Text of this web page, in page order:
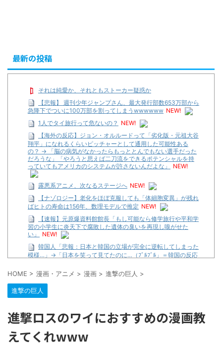
最新の投稿
それは純愛か、それともストーカー疑惑か
【悲報】 週刊少年ジャンプさん、最大発行部数653万部から
急降下でついに100万部を割ってしまうwwwwww NEW!
1人でタイ旅行って危ないの？ NEW!
【海外の反応】ジョン・オルルードって「劣化版・元祖大谷
翔平」になれるくらいピッチャーとして通用した可能性ある
の？ → 「脳の病気がなかったらもっととんでもない選手だった
だろうな」「やろうと思えば二刀流をできるポテンシャルを持
っていてもアメリカのシステムが許さないんだよな」
NEW!
露悪系アニメ、次なるステージへ NEW!
【ナゾロジー】老化をほぼ克服しても「体細胞変異」が残れ
ばヒトの寿命は156年、数理モデルで推定 NEW!
【速報】元原爆資料館館長「もし可能なら修学旅行や平和学
習の小学生に炎天下で腐敗した遺体の臭いを再現し嗅がせた
い」
NEW!
韓国人「悲報：日本と韓国の立場が完全に逆転してしまった
模様…」→「日本を笑って見てたのに…（ﾌﾞﾙﾌﾞﾙ」＝韓国の反応
【遊戯王】いつ見ても覚醒だけ地属性との関連が意味不明だ
な…
…背が高い娘
な…
【ギャルゲ】「千恋*万花」のアニメ化決定でKOTOKOが主
HOME > 漫画・アニメ > 漫画 > 進撃の巨人 >
進撃の巨人
進撃ロスのワイにおすすめの漫画教
えてくれwww